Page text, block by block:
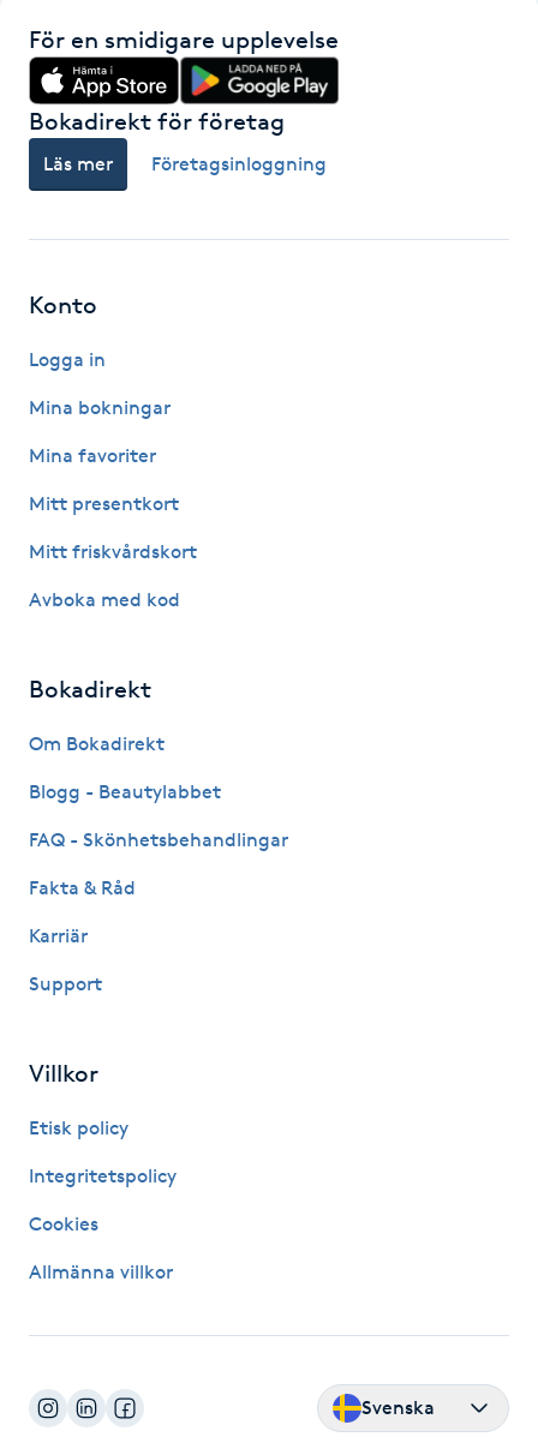
Ombre naglar
Optiker
Ortopedi
Osteopati
Paraffinbehandling
Pensionärklippning
Permanent
Permanent hårborttagning
Permanent ögonbrynsmakeup
Personlig tränare
Picolaser
Pigmentbehandling
Plastikkirurgi
Powder brows
PRP (Platelet Rich Plasma)
För en smidigare upplevelse
Bokadirekt för företag
Läs mer Företagsinloggning
Konto
Logga in
Mina bokningar
Mina favoriter
Mitt presentkort
Mitt friskvårdskort
Avboka med kod
Bokadirekt
Om Bokadirekt
Blogg - Beautylabbet
FAQ - Skönhetsbehandlingar
Fakta & Råd
Karriär
Support
Villkor
Etisk policy
Integritetspolicy
Cookies
Allmänna villkor
Svenska